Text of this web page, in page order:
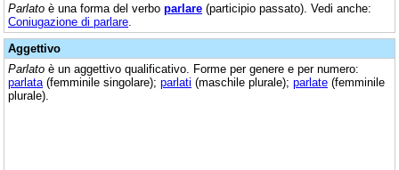
Parlato è una forma del verbo parlare (participio passato). Vedi anche:
Coniugazione di parlare
Aggettivo
Parlato è un aggettivo qualificativo. Forme per genere e per numero:
parlata (femminile singolare); parlati (maschile plurale); parlate (femminile
plurale).